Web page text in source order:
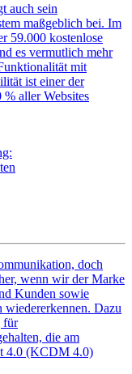
auch sein
maßgeblich bei. Im
59.000 kostenlose
es vermutlich mehr
mit
ist einer der
% aller Websites
doch
wenn wir der Marke
Kunden sowie
wiedererkennen. Dazu
für
die am
4.0 (KCDM 4.0)